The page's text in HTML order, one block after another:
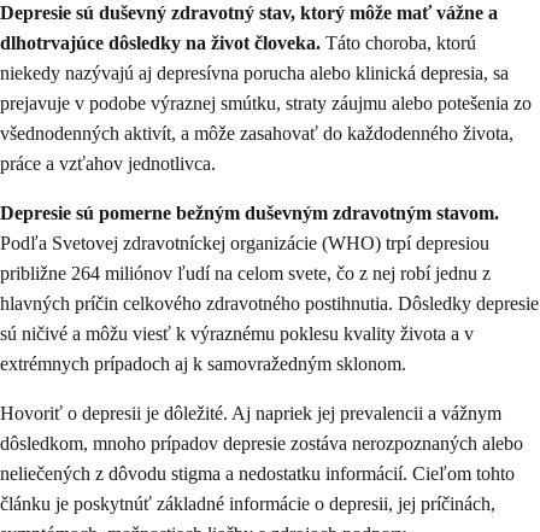
Depresie sú duševný zdravotný stav, ktorý môže mať vážne a
dlhotrvajúce dôsledky na život človeka. Táto choroba, ktorú
niekedy nazývajú aj depresívna porucha alebo klinická depresia, sa
prejavuje v podobe výraznej smútku, straty záujmu alebo potešenia zo
všednodenných aktivít, a môže zasahovať do každodenného života,
práce a vzťahov jednotlivca.
Depresie sú pomerne bežným duševným zdravotným stavom.
Podľa Svetovej zdravotníckej organizácie (WHO) trpí depresiou
približne 264 miliónov ľudí na celom svete, čo z nej robí jednu z
hlavných príčin celkového zdravotného postihnutia. Dôsledky depresie
sú ničivé a môžu viesť k výraznému poklesu kvality života a v
extrémnych prípadoch aj k samovražedným sklonom.
Hovoriť o depresii je dôležité. Aj napriek jej prevalencii a vážnym
dôsledkom, mnoho prípadov depresie zostáva nerozpoznaných alebo
neliečených z dôvodu stigma a nedostatku informácií. Cieľom tohto
článku je poskytnúť základné informácie o depresii, jej príčinách,